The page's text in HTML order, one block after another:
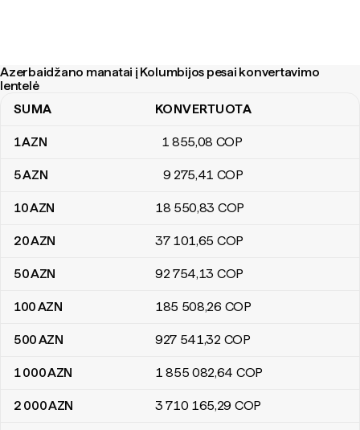
Azerbaidžano manatai į Kolumbijos pesai konvertavimo
lentelė
Azerbaidžano manatai į Kolumbijos pesai konvertavimo lentelė
SUMA KONVERTUOTA
1AZN 1 855,08 COP
5AZN 9 275,41 COP
10AZN 18 550,83 COP
20AZN 37 101,65 COP
50AZN 92 754,13 COP
100AZN 185 508,26 COP
500AZN 927 541,32 COP
1 000AZN 1 855 082,64 COP
2 000AZN 3 710 165,29 COP